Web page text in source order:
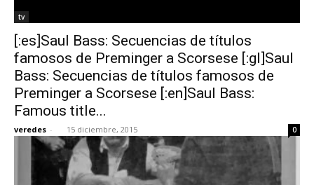
tv
[:es]Saul Bass: Secuencias de títulos
famosos de Preminger a Scorsese [:gl]Saul
Bass: Secuencias de títulos famosos de
Preminger a Scorsese [:en]Saul Bass:
Famous title...
veredes - 15 diciembre, 2015 0